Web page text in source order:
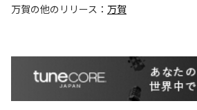
万賀の他のリリース： 万賀